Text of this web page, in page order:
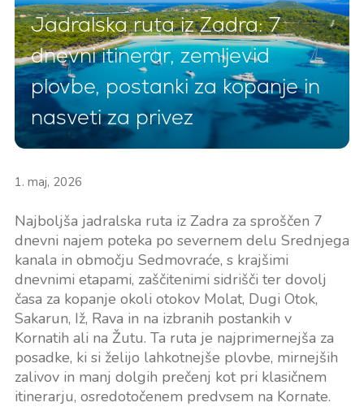
Jadralska ruta iz Zadra: 7
dnevni itinerar, zemljevid
plovbe, postanki za kopanje in
nasveti za privez
1. maj, 2026
Najboljša jadralska ruta iz Zadra za sproščen 7
dnevni najem poteka po severnem delu Srednjega
kanala in območju Sedmovraće, s krajšimi
dnevnimi etapami, zaščitenimi sidrišči ter dovolj
časa za kopanje okoli otokov Molat, Dugi Otok,
Sakarun, Iž, Rava in na izbranih postankih v
Kornatih ali na Žutu. Ta ruta je najprimernejša za
posadke, ki si želijo lahkotnejše plovbe, mirnejših
zalivov in manj dolgih prečenj kot pri klasičnem
itinerarju, osredotočenem predvsem na Kornate.